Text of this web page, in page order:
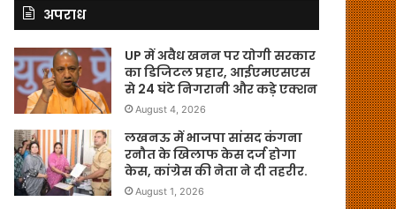
अपराध
UP में अवैध खनन पर योगी सरकार
का डिजिटल प्रहार, आईएमएसएस
से 24 घंटे निगरानी और कड़े एक्शन
August 4, 2026
लखनऊ में भाजपा सांसद कंगना
रनौत के खिलाफ केस दर्ज होगा
केस, कांग्रेस की नेता ने दी तहरीर.
August 1, 2026